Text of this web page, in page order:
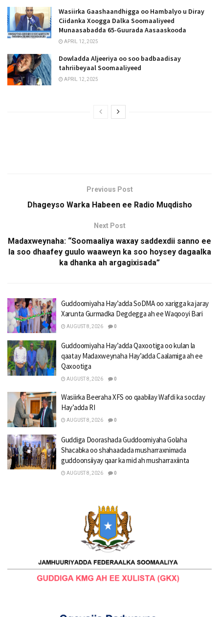
Wasiirka Gaashaandhigga oo Hambalyo u Diray
Ciidanka Xoogga Dalka Soomaaliyeed
Munaasabadda 65-Guurada Aasaaskooda
APRIL 12, 2025
Dowladda Aljeeriya oo soo badbaadisay
tahriibeyaal Soomaaliyeed
APRIL 12, 2025
Previous Post
Dhageyso Warka Habeen ee Radio Muqdisho
Next Post
Madaxweynaha: “Soomaaliya waxay saddexdii sanno ee
la soo dhaafey guulo waaweyn ka soo hoysey dagaalka
ka dhanka ah argagixisada”
Guddoomiyaha Hay’adda SoDMA oo xarigga ka jaray
Xarunta Gurmadka Degdegga ah ee Waqooyi Bari
AUGUST 8, 2026 0
Guddoomiyaha Hay’adda Qaxootiga oo kulan la
qaatay Madaxweynaha Hay’adda Caalamiga ah ee
Qaxootiga
AUGUST 8, 2026 0
Wasiirka Beeraha XFS oo qaabilay Wafdi ka socday
Hay’adda RI
AUGUST 8, 2026 0
Guddiga Doorashada Guddoomiyaha Golaha
Shacabka oo shahaadada musharraxnimada
guddoonsiiyay qaar ka mid ah musharraxiinta
AUGUST 8, 2026 0